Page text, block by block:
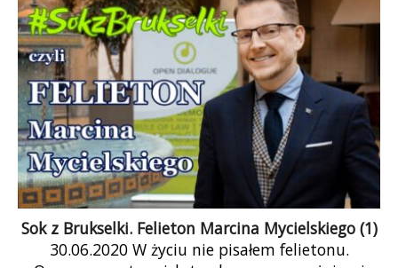
Sok z Brukselki. Felieton Marcina Mycielskiego (1)
30.06.2020 W życiu nie pisałem felietonu.